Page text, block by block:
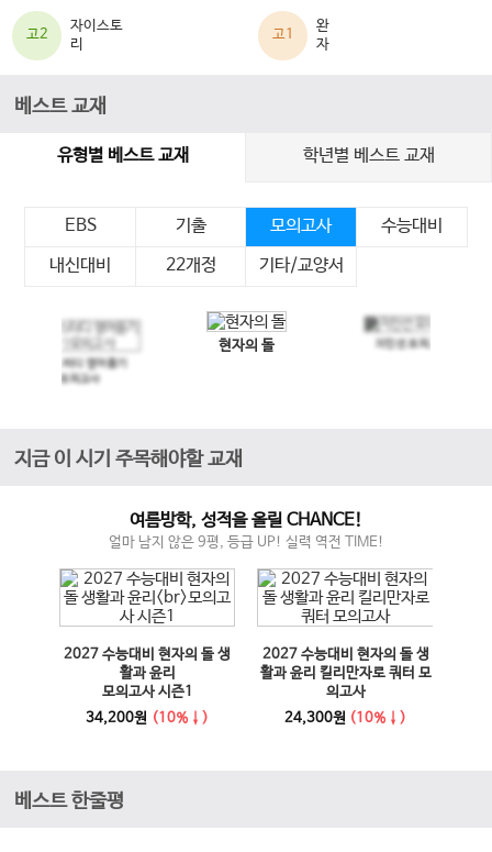
고2
자이스토
리
고1
완
자
베스트 교재
유형별 베스트 교재 학년별 베스트 교재
EBS 기출 모의고사
수능대비
내신대비
22개정 기타/교양서
메가스터디 영어듣기
모의고사
현자의 돌 지인선 모의고사
이전 슬라이드
지금 이 시기 주목해야할 교재
여름방학, 성적을 올릴 CHANCE!
얼마 남지 않은 9평, 등급 UP! 실력 역전 TIME!
2027 수능대비 현자의 돌 생
활과 윤리
모의고사 시즌1
34,200원 (10%↓)
2027 수능대비 현자의 돌 생
활과 윤리 킬리만자로 쿼터 모
의고사
24,300원 (10%↓)
이전 슬라이드 다음 슬라이드
베스트 한줄평